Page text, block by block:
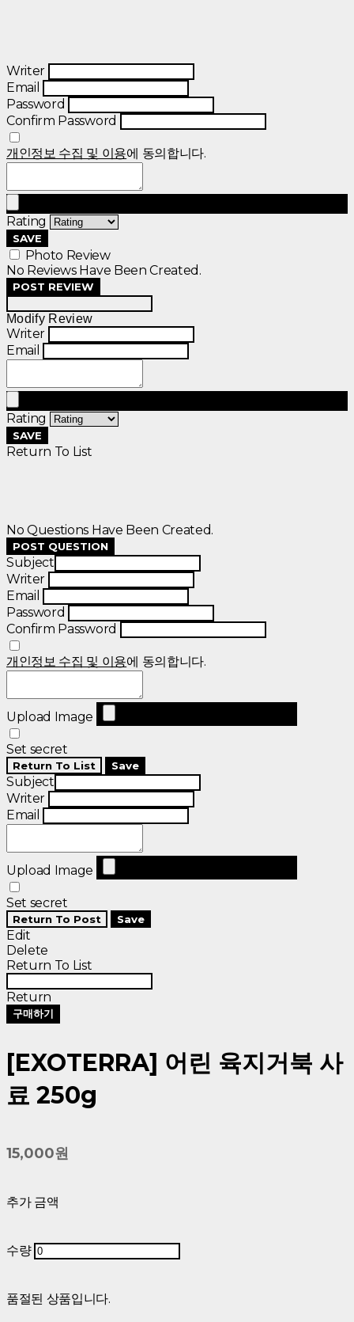
Writer
Email
Password
Confirm Password
개인정보 수집 및 이용에 동의합니다.
Rating
SAVE
Photo Review
No Reviews Have Been Created.
POST REVIEW
Modify Review
Writer
Email
Rating
SAVE
Return To List
No Questions Have Been Created.
POST QUESTION
Subject
Writer
Email
Password
Confirm Password
개인정보 수집 및 이용에 동의합니다.
Upload Image
Set secret
Return To List Save
Subject
Writer
Email
Upload Image
Set secret
Return To Post Save
Edit
Delete
Return To List
Return
구매하기
[EXOTERRA] 어린 육지거북 사
료 250g
15,000원
추가 금액
수량
품절된 상품입니다.